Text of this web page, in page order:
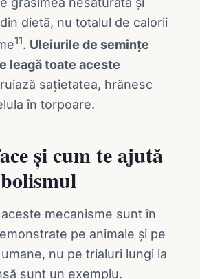
dietă, nu totalul de calorii
11. Uleiurile de semințe
leagă toate aceste
sațietatea, hrănesc
în torpoare.
și cum te ajută
mecanisme sunt în
pe animale și pe
nu pe trialuri lungi la
sunt un exemplu.